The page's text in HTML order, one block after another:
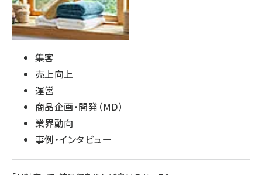
集客
売上向上
運営
商品企画・開発（MD）
業界動向
事例・インタビュー